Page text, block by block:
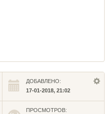
ДОБАВЛЕНО:
17-01-2018, 21:02
ПРОСМОТРОВ: